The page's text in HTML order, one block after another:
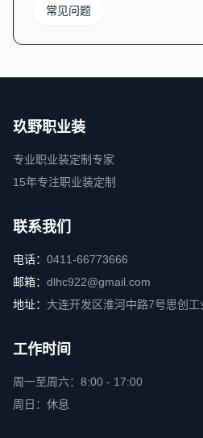
常见问题
玖野职业装
专业职业装定制专家
15年专注职业装定制
联系我们
电话： 0411-66773666
邮箱： dlhc922@gmail.com
地址： 大连开发区淮河中路7号思创工
工作时间
周一至周六：8:00 - 17:00
周日：休息